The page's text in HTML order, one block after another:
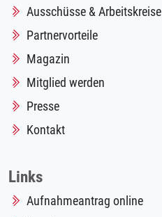
Ausschüsse & Arbeitskreise
Partnervorteile
Magazin
Mitglied werden
Presse
Kontakt
Links
Aufnahmeantrag online